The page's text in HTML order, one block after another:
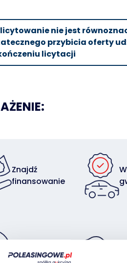
nie jest
przybicia oferty
licytacji
Znajdź
finansowanie
Zostaw auto
w rozliczeniu